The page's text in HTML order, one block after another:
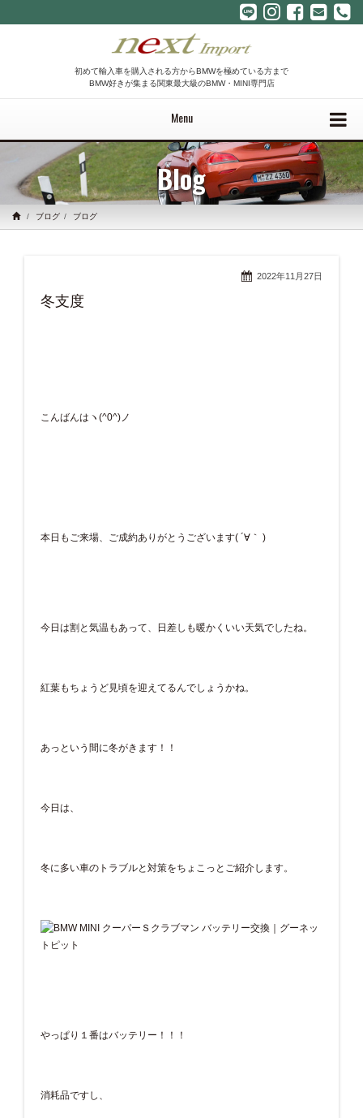
初めて輸入車を購入される方からBMWを極めている方まで
BMW好きが集まる関東最大級のBMW・MINI専門店
Menu
Blog
ブログ ブログ
2022年11月27日
冬支度
こんばんはヽ(^0^)ノ
本日もご来場、ご成約ありがとうございます( ´∀｀ )
今日は割と気温もあって、日差しも暖かくいい天気でしたね。
紅葉もちょうど見頃を迎えてるんでしょうかね。
あっという間に冬がきます！！
今日は、
冬に多い車のトラブルと対策をちょこっとご紹介します。
やっぱり１番はバッテリー！！！
消耗品ですし、